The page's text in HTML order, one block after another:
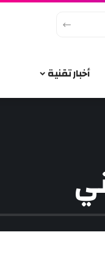
أخبار تقنية